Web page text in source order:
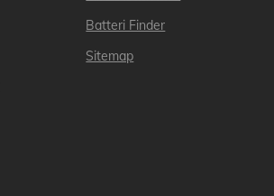
Batteri Finder
Sitemap